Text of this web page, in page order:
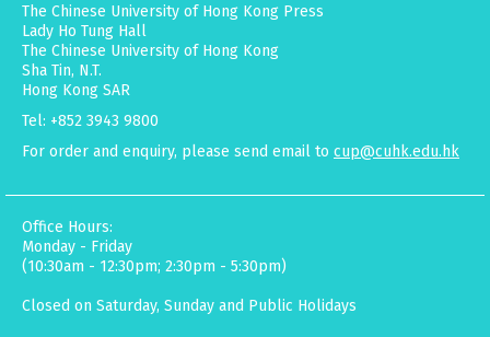
The Chinese University of Hong Kong Press
Lady Ho Tung Hall
The Chinese University of Hong Kong
Sha Tin, N.T.
Hong Kong SAR
Tel: +852 3943 9800
For order and enquiry, please send email to cup@cuhk.edu.hk
Office Hours:
Monday - Friday
(10:30am - 12:30pm; 2:30pm - 5:30pm)
Closed on Saturday, Sunday and Public Holidays